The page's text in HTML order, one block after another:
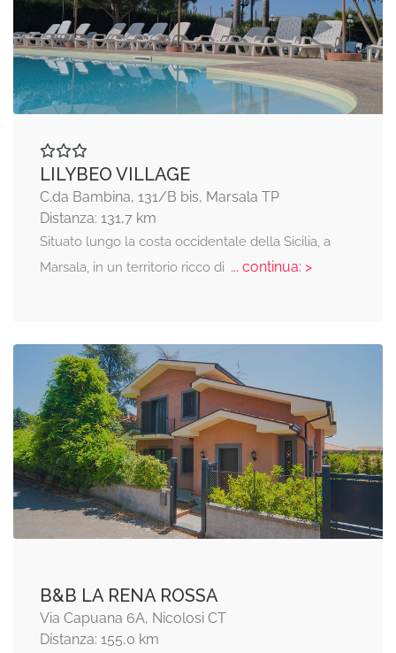
LILYBEO VILLAGE
C.da Bambina, 131/B bis, Marsala TP
Distanza: 131,7 km
Situato lungo la costa occidentale della Sicilia, a
Marsala, in un territorio ricco di ... continua: >
B&B LA RENA ROSSA
Via Capuana 6A, Nicolosi CT
Distanza: 155,0 km